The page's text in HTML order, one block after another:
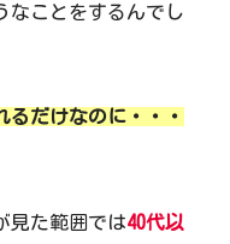
なことをするんでし
るだけなのに・・・
見た範囲では40代以